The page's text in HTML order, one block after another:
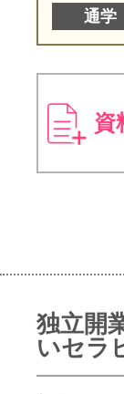
通学
資
独立開
いセラ